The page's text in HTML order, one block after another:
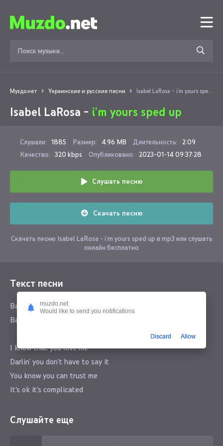
Муздо.нет Украинские и русские песни Isabel LaRosa - i'm yours sped up
Isabel LaRosa - i'm yours sped up
Слушали: 1885 Размер: 4.96 MB Длительность: 2:09
Качество: 320 kbps Опубликовано: 2023-01-14 09:37:28
Слушать песню
Скачать песню
Скачать песню Isabel LaRosa - i'm yours sped up в mp3 или слушать
онлайн бесплатно
Текст песни
Baby I'm yours
Baby I'm yours
I know that you love me
Darlin' you don't have to say it
You know you can trust me
It's ok it's complicated
Nervous trip over my words
Слушайте еще
muzdo.net
Would like to send you notifications
Discard Allow